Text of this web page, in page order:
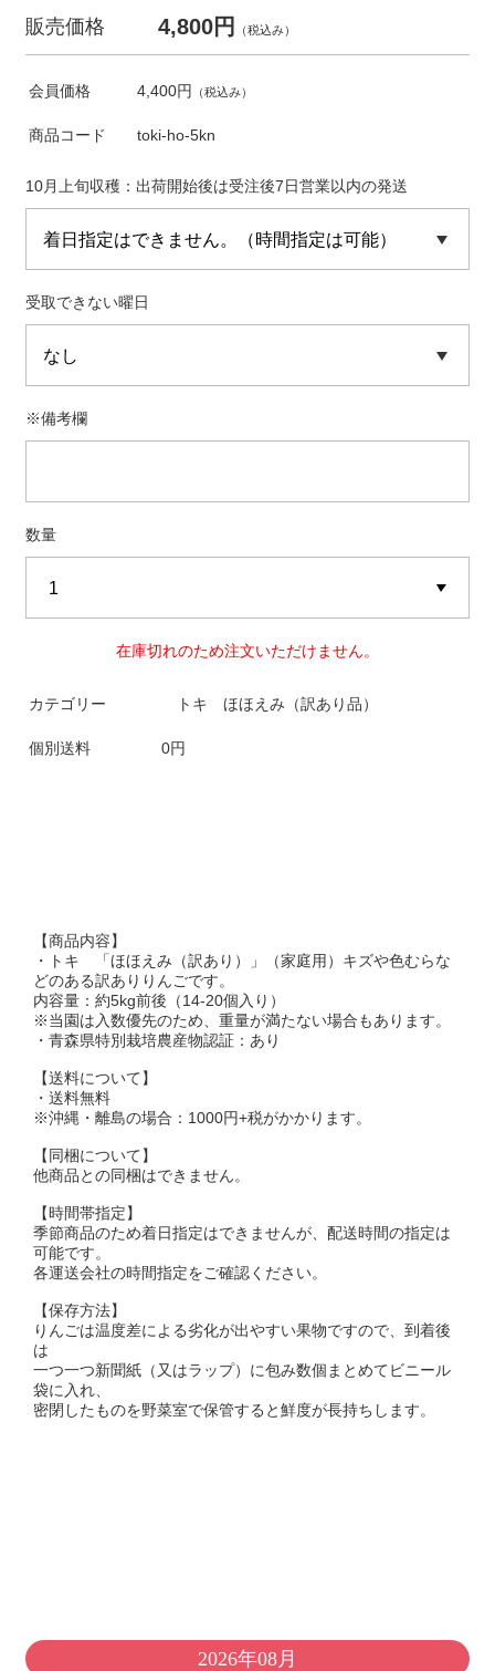
販売価格 4,800円 （税込み）
会員価格 4,400円 （税込み）
商品コード toki-ho-5kn
10月上旬収穫：出荷開始後は受注後7日営業以内の発送
受取できない曜日
※備考欄
数量
在庫切れのため注文いただけません。
カテゴリー トキ ほほえみ（訳あり品）
個別送料 0円
【商品内容】
・トキ 「ほほえみ（訳あり）」（家庭用）キズや色むらな
どのある訳ありりんごです。
内容量：約5kg前後（14-20個入り）
※当園は入数優先のため、重量が満たない場合もあります。
・青森県特別栽培農産物認証：あり
【送料について】
・送料無料
※沖縄・離島の場合：1000円+税がかかります。
【同梱について】
他商品との同梱はできません。
【時間帯指定】
季節商品のため着日指定はできませんが、配送時間の指定は
可能です。
各運送会社の時間指定をご確認ください。
【保存方法】
りんごは温度差による劣化が出やすい果物ですので、到着後
は
一つ一つ新聞紙（又はラップ）に包み数個まとめてビニール
袋に入れ、
密閉したものを野菜室で保管すると鮮度が長持ちします。
2026年08月